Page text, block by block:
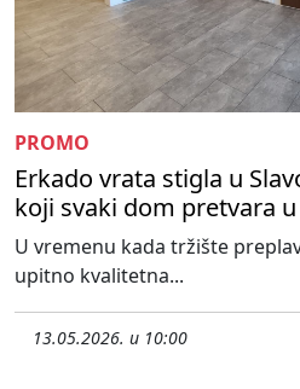
PROMO
Erkado vrata stigla u
koji svaki dom pretvara
U vremenu kada tržište
upitno kvalitetna...
13.05.2026. u 10:00